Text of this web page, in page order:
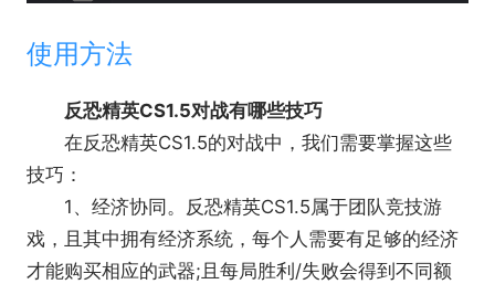
使用方法
反恐精英CS1.5对战有哪些技巧
在反恐精英CS1.5的对战中，我们需要掌握这些
技巧：
1、经济协同。反恐精英CS1.5属于团队竞技游
戏，且其中拥有经济系统，每个人需要有足够的经济
才能购买相应的武器;且每局胜利/失败会得到不同额